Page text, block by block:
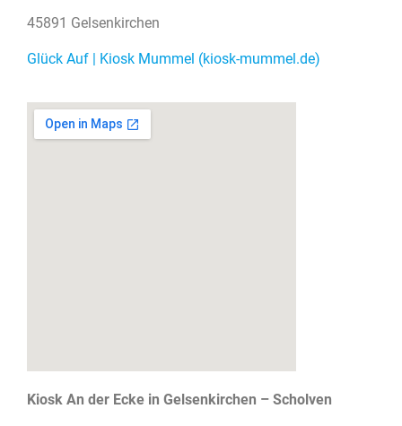
45891 Gelsenkirchen
Glück Auf | Kiosk Mummel (kiosk-mummel.de)
Kiosk An der Ecke in Gelsenkirchen – Scholven